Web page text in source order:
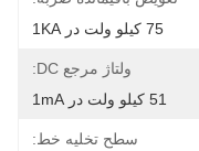
75 کیلو ولت در 1KA
ولتاژ مرجع DC:
51 کیلو ولت در 1mA
سطح تخلیه خط: